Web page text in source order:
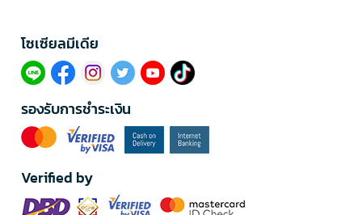
โซเซียลมีเดีย​
รองรับการชำระเงิน
Verified by